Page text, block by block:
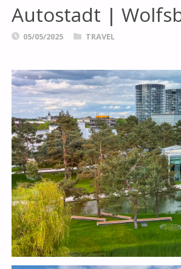
Autostadt |
05/05/2025 TRAVEL